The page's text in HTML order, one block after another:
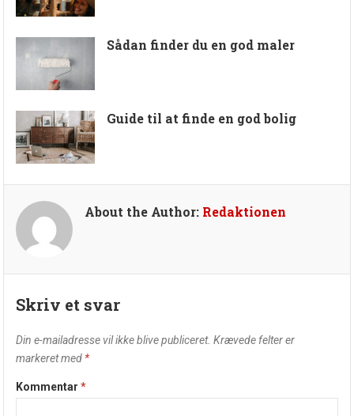
Sådan finder du en god maler
Guide til at finde en god bolig
About the Author: Redaktionen
Skriv et svar
Din e-mailadresse vil ikke blive publiceret. Krævede felter er
markeret med *
Kommentar*